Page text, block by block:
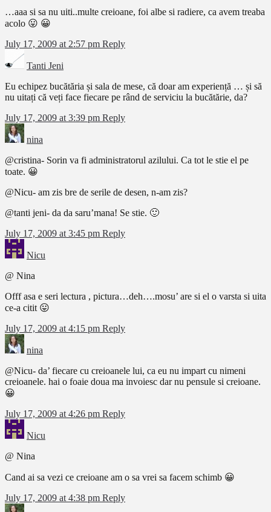
…aaa si sa nu uiti..multe creioane, foi albe si radiere, ca avem treaba
acolo 😛 😀
July 17, 2009 at 2:57 pm Reply
Tanti Jeni
Eu echipez bucătăria și sala de mese, că doar am experiență … și să
nu uitați că veți face fiecare pe rând de serviciu la bucătărie, da?
July 17, 2009 at 3:39 pm Reply
nina
@cristina- Sorin va fi administratorul azilului. Ca tot le stie el pe
toate. 😀
@Nicu- am zis bre de serile de desen, n-am zis?
@tanti jeni- da da saru’mana! Se stie. 🙂
July 17, 2009 at 3:45 pm Reply
Nicu
@ Nina
Offf asa e seri lectura , pictura…deh….mosu’ are si el o varsta si uita
ce-a citit 😛
July 17, 2009 at 4:15 pm Reply
nina
@Nicu- da’ fiecare cu creioanele lui, ca eu nu impart cu nimeni
creioanele. hai o foaie doua ma invoiesc dar nu pensule si creioane.
😀
July 17, 2009 at 4:26 pm Reply
Nicu
@ Nina
Cand ai sa vezi ce creioane am o sa vrei sa facem schimb 😀
July 17, 2009 at 4:38 pm Reply